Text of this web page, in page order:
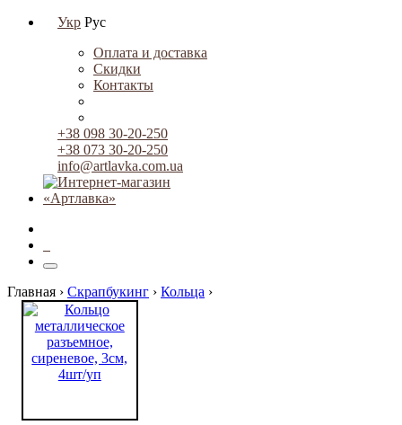
Укр Рус
Оплата и доставка
Скидки
Контакты
+38 098 30-20-250
+38 073 30-20-250
info@artlavka.com.ua
Главная › Скрапбукинг › Кольца ›